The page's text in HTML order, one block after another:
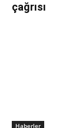
çağrısı
Haberler